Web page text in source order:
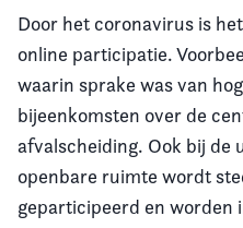
Door het coronavirus is
online participatie.
waarin sprake was van
bijeenkomsten over de
afvalscheiding. Ook bij de
openbare ruimte wordt
geparticipeerd en worden